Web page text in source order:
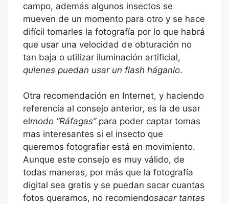
campo, además algunos insectos se
mueven de un momento para otro y se hace
difícil tomarles la fotografía por lo que habrá
que usar una velocidad de obturación no
tan baja o utilizar iluminación artificial,
quienes puedan usar un flash háganlo.
Otra recomendación en Internet, y haciendo
referencia al consejo anterior, es la de usar
elmodo “Ráfagas”para poder captar tomas
mas interesantes si el insecto que
queremos fotografiar está en movimiento.
Aunque este consejo es muy válido, de
todas maneras, por más que la fotografía
digital sea gratis y se puedan sacar cuantas
fotos queramos, no recomiendosacar tantas